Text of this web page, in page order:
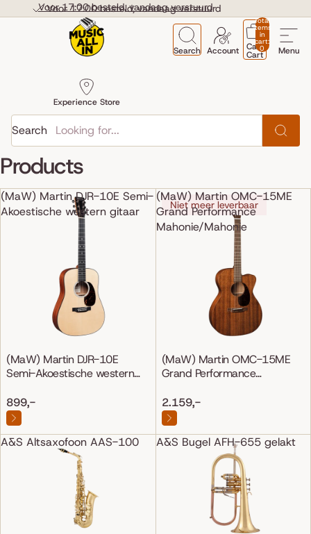
Voor 17:00 besteld, vandaag verstuurd
Voor 17:00 besteld, vandaag verstuurd
Menu
Search
Experience Store
Account
Total
items
in
cart:
0
Cart
Cart
Search
Products
(MaW) Martin DJR-10E Semi-
Akoestische western gitaar
(MaW) Martin DJR-10E
Semi-Akoestische western
899,-
(MaW) Martin OMC-15ME
Grand Performance
Mahonie/Mahonie
Niet meer leverbaar
(MaW) Martin OMC-15ME
Grand Performance
2.159,-
A&S Altsaxofoon AAS-100 A&S Bugel AFH-655 gelakt